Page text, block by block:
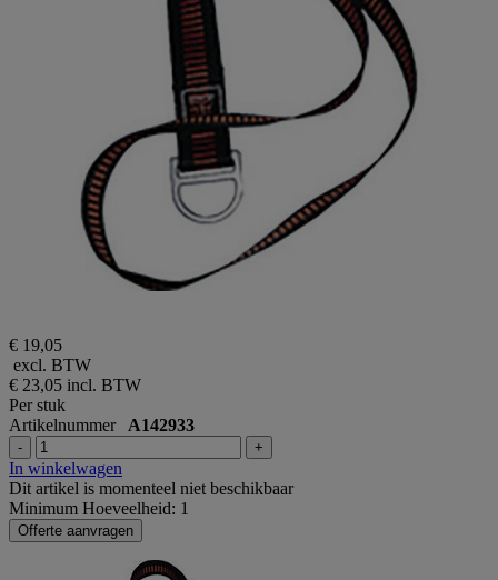
€ 19,05
excl. BTW
€ 23,05 incl. BTW
Per stuk
Artikelnummer A142933
- +
In winkelwagen
Dit artikel is momenteel niet beschikbaar
Minimum Hoeveelheid: 1
Offerte aanvragen